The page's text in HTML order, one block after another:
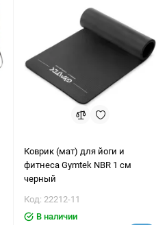
Коврик (мат) для йоги и
фитнеса Gymtek NBR 1 см
черный
Код: 22212-11
В наличии